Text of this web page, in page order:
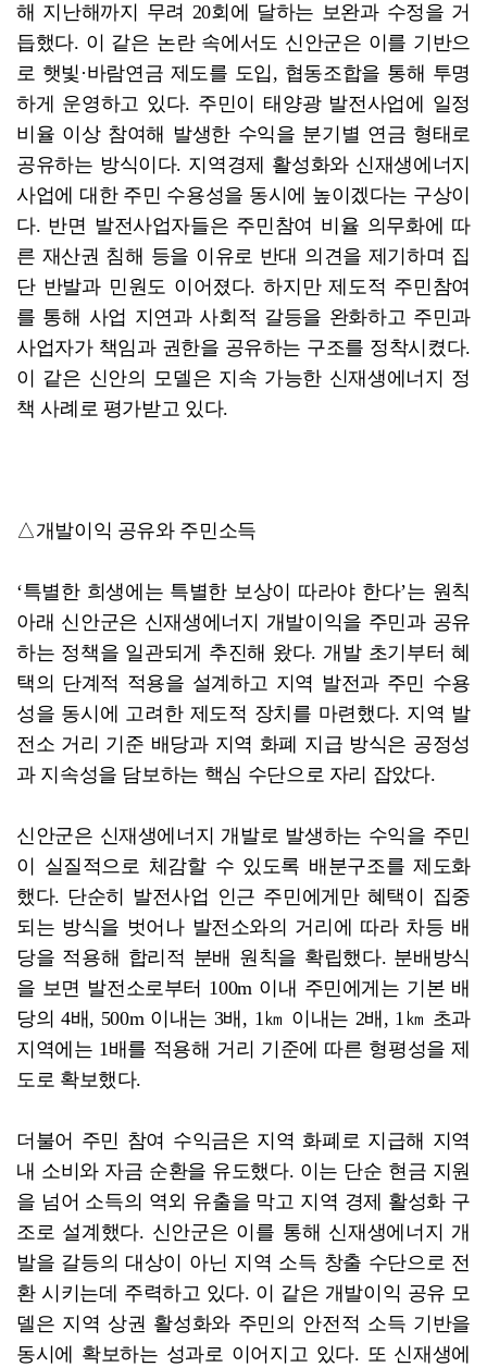
해 지난해까지 무려 20회에 달하는 보완과 수정을 거
듭했다. 이 같은 논란 속에서도 신안군은 이를 기반으
로 햇빛·바람연금 제도를 도입, 협동조합을 통해 투명
하게 운영하고 있다. 주민이 태양광 발전사업에 일정
비율 이상 참여해 발생한 수익을 분기별 연금 형태로
공유하는 방식이다. 지역경제 활성화와 신재생에너지
사업에 대한 주민 수용성을 동시에 높이겠다는 구상이
다. 반면 발전사업자들은 주민참여 비율 의무화에 따
른 재산권 침해 등을 이유로 반대 의견을 제기하며 집
단 반발과 민원도 이어졌다. 하지만 제도적 주민참여
를 통해 사업 지연과 사회적 갈등을 완화하고 주민과
사업자가 책임과 권한을 공유하는 구조를 정착시켰다.
이 같은 신안의 모델은 지속 가능한 신재생에너지 정
책 사례로 평가받고 있다.
△개발이익 공유와 주민소득
‘특별한 희생에는 특별한 보상이 따라야 한다’는 원칙
아래 신안군은 신재생에너지 개발이익을 주민과 공유
하는 정책을 일관되게 추진해 왔다. 개발 초기부터 혜
택의 단계적 적용을 설계하고 지역 발전과 주민 수용
성을 동시에 고려한 제도적 장치를 마련했다. 지역 발
전소 거리 기준 배당과 지역 화폐 지급 방식은 공정성
과 지속성을 담보하는 핵심 수단으로 자리 잡았다.
신안군은 신재생에너지 개발로 발생하는 수익을 주민
이 실질적으로 체감할 수 있도록 배분구조를 제도화
했다. 단순히 발전사업 인근 주민에게만 혜택이 집중
되는 방식을 벗어나 발전소와의 거리에 따라 차등 배
당을 적용해 합리적 분배 원칙을 확립했다. 분배방식
을 보면 발전소로부터 100m 이내 주민에게는 기본 배
당의 4배, 500m 이내는 3배, 1㎞ 이내는 2배, 1㎞ 초과
지역에는 1배를 적용해 거리 기준에 따른 형평성을 제
도로 확보했다.
더불어 주민 참여 수익금은 지역 화폐로 지급해 지역
내 소비와 자금 순환을 유도했다. 이는 단순 현금 지원
을 넘어 소득의 역외 유출을 막고 지역 경제 활성화 구
조로 설계했다. 신안군은 이를 통해 신재생에너지 개
발을 갈등의 대상이 아닌 지역 소득 창출 수단으로 전
환 시키는데 주력하고 있다. 이 같은 개발이익 공유 모
델은 지역 상권 활성화와 주민의 안전적 소득 기반을
동시에 확보하는 성과로 이어지고 있다. 또 신재생에